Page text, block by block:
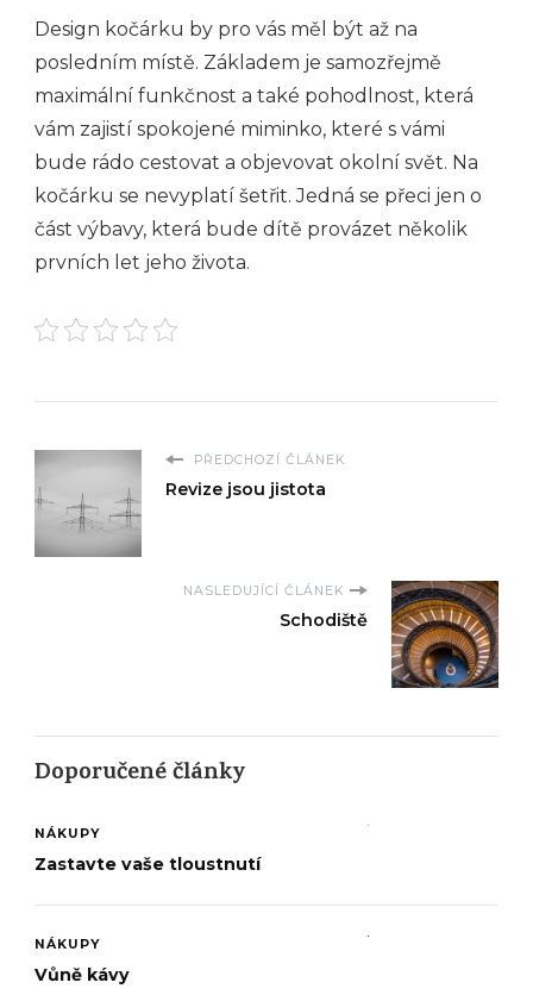
Design kočárku by pro vás měl být až na
posledním místě. Základem je samozřejmě
maximální funkčnost a také pohodlnost, která
vám zajistí spokojené miminko, které s vámi
bude rádo cestovat a objevovat okolní svět. Na
kočárku se nevyplatí šetřit. Jedná se přeci jen o
část výbavy, která bude dítě provázet několik
prvních let jeho života.
PŘEDCHOZÍ ČLÁNEK
Revize jsou jistota
NASLEDUJÍCÍ ČLÁNEK
Schodiště
Doporučené články
NÁKUPY
Zastavte vaše tloustnutí
NÁKUPY
Vůně kávy